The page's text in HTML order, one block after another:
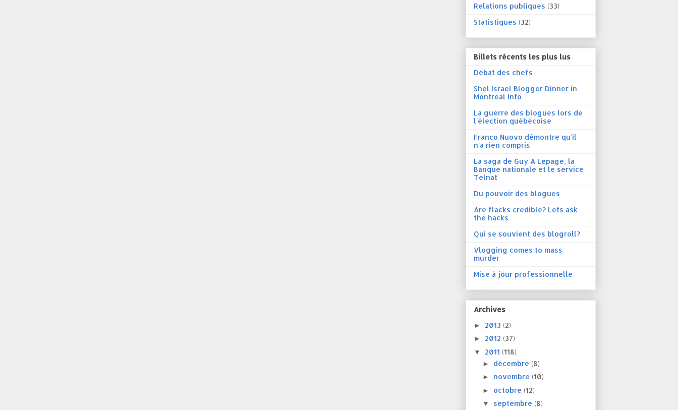
Relations publiques (33)
Statistiques (32)
Billets récents les plus lus
Débat des chefs
Shel Israel Blogger Dinner in
Montreal Info
La guerre des blogues lors de
l'élection québécoise
Franco Nuovo démontre qu'il
n'a rien compris
La saga de Guy A Lepage, la
Banque nationale et le service
Telnat
Du pouvoir des blogues
Are flacks credible? Lets ask
the hacks
Qui se souvient des blogroll?
Vlogging comes to mass
murder
Mise à jour professionnelle
Archives
► 2013 (2)
► 2012 (37)
▼ 2011 (118)
► décembre (8)
► novembre (10)
► octobre (12)
▼ septembre (8)